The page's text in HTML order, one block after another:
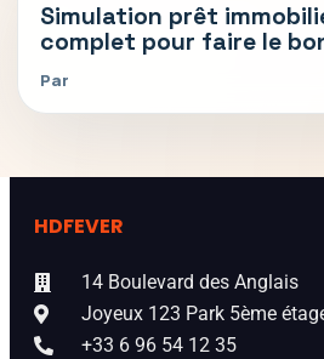
Simulation prêt
complet pour faire le
Par
HDFEVER
14 Boulevard des Anglais
Joyeux 123 Park 5ème
+33 6 96 54 12 35